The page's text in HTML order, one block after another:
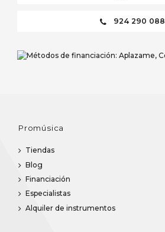
924 290 088
Promúsica
Tiendas
Blog
Financiación
Especialistas
Alquiler de instrumentos